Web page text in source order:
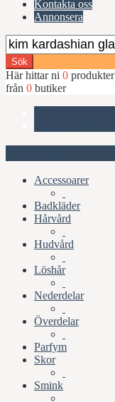
Kontakta oss
Annonsera
Sök
Här hittar ni 0 produkter
från 0 butiker
Accessoarer
Badkläder
Hårvård
Hudvård
Löshår
Nederdelar
Överdelar
Parfym
Skor
Smink